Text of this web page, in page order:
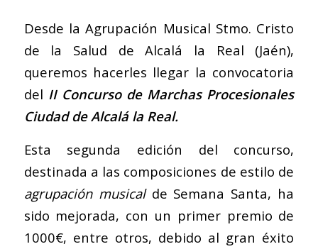
Desde la Agrupación Musical Stmo. Cristo
de la Salud de Alcalá la Real (Jaén),
queremos hacerles llegar la convocatoria
del II Concurso de Marchas Procesionales
Ciudad de Alcalá la Real.
Esta segunda edición del concurso,
destinada a las composiciones de estilo de
agrupación musicalde Semana Santa, ha
sido mejorada, con un primer premio de
1000€, entre otros, debido al gran éxito